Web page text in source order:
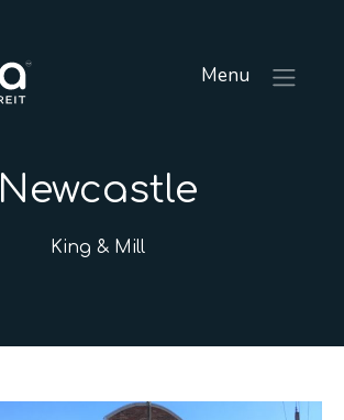
Menu
Newcastle
King & Mill